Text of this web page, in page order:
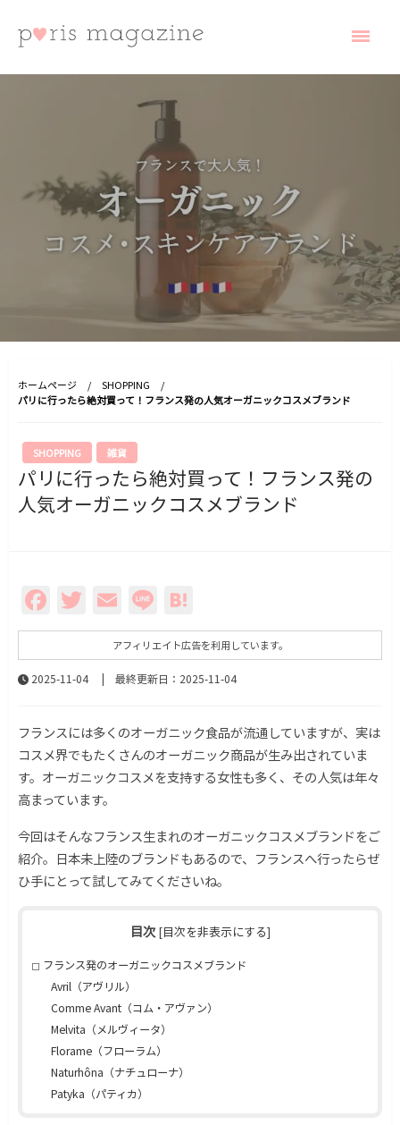
へ
ホームページ
SHOPPING
パリに行ったら絶対買って！フランス発の人気オーガニックコスメブランド
SHOPPING 雑貨
パリに行ったら絶対買って！フランス発の
人気オーガニックコスメブランド
Facebook
Twitter
Email
Line
アフィリエイト広告を利用しています。
2025-11-04 | 最終更新日：2025-11-04
フランスには多くのオーガニック食品が流通していますが、実は
コスメ界でもたくさんのオーガニック商品が生み出されていま
す。オーガニックコスメを支持する女性も多く、その人気は年々
高まっています。
今回はそんなフランス生まれのオーガニックコスメブランドをご
紹介。日本未上陸のブランドもあるので、フランスへ行ったらぜ
ひ手にとって試してみてくださいね。
目次 [目次を非表示にする]
フランス発のオーガニックコスメブランド
Avril（アヴリル）
Comme Avant（コム・アヴァン）
Melvita（メルヴィータ）
Florame（フローラム）
Naturhôna（ナチュローナ）
Patyka（パティカ）